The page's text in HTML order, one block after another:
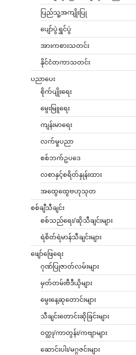
ပြည်သူ့အကျိုးပြု
ပျော်ပွဲရွှင်ပွဲ
အားကစားသတင်း
နိုင်ငံတကာသတင်း
ပညာပေး
စိုက်ပျိုးရေး
မွေးမြူရေး
ကျန်းမာရေး
လက်မှုပညာ
စစ်ဘက်ဥပဒေ
လစာနှင့်စရိတ်နှုန်းထား
အထွေထွေဗဟုသုတ
စစ်ချီသီချင်း
စစ်သည်ရေး/ဆိုသီချင်းများ
ရဲစိတ်ရဲမာန်သီချင်းများ
ဖျော်ဖြေရေး
ဂုဏ်ပြုဇာတ်လမ်းများ
မှတ်တမ်းဗီဒီယိုများ
မွေးနေ့ဆုတောင်းများ
သီချင်းတောင်းဆိုခြင်းများ
ဝတ္ထု/ကာတွန်း/ကဗျာများ
ဆောင်းပါး/မဂ္ဂဇင်းများ